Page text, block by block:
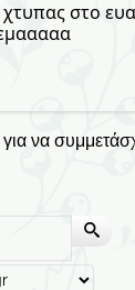
στο
για να